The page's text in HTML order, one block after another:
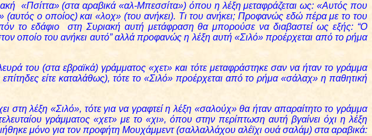
«Πσίττα» (στα αραβικά «αλ-Μπεσσίτα») όπου η λέξη μεταφράζεται ως: «Αυτός που
(αυτός ο οποίος) και «λοχ» (του ανήκει). Τι του ανήκει; Προφανώς εδώ πέρα με το του
το εδάφιο στη Συριακή αυτή μετάφραση θα μπορούσε να διαβαστεί ως εξής: “Ο
οποίο του ανήκει αυτό” αλλά προφανώς η λέξη αυτή «Σιλό» προέρχεται από το ρήμα
του (στα εβραϊκά) γράμματος «χετ» και τότε μεταφράστηκε σαν να ήταν το γράμμα
είτε καταλάθως), τότε το «Σιλό» προέρχεται από το ρήμα «σάλαχ» η παθητική
στη λέξη «Σιλό», τότε για να γραφτεί η λέξη «σαλούχ» θα ήταν απαραίτητο το γράμμα
γράμματος «χετ» με το «χι», όπου στην περίπτωση αυτή βγαίνει όχι η λέξη
μόνο για τον προφήτη Μουχάμμεντ (σαλλαλλάχου αλέϊχι ουά σαλάμ) στα αραβικά: